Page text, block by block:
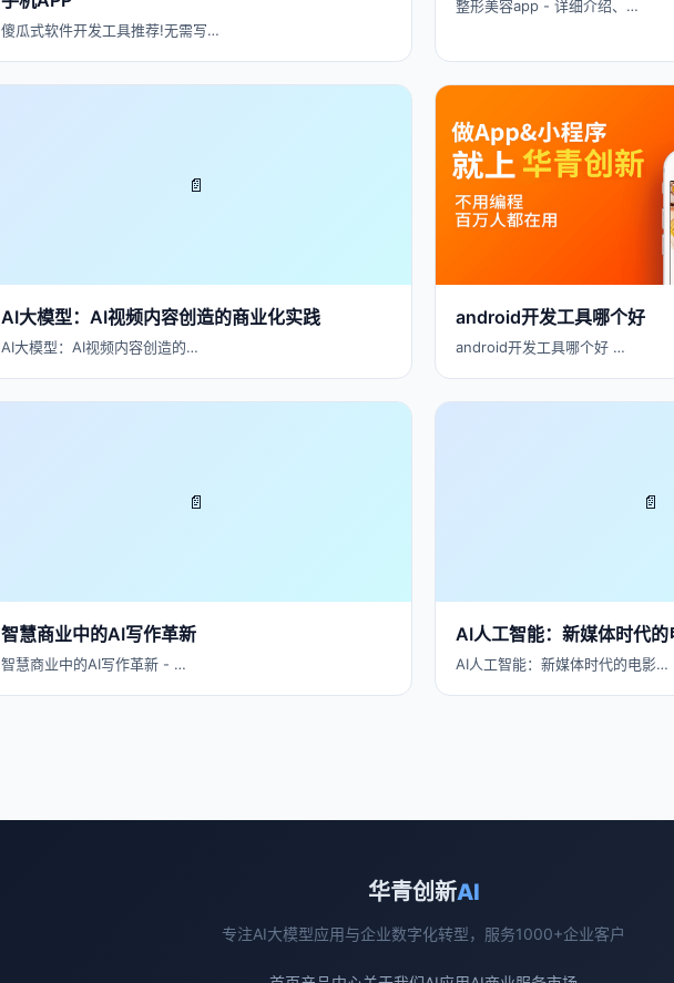
傻瓜式软件开发工具推荐!无需写…
整形美容app - 详细介绍、…
📄
AI大模型：AI视频内容创造的商业化实践
AI大模型：AI视频内容创造的…
android开发工具哪个好
android开发工具哪个好 …
📄
智慧商业中的AI写作革新
智慧商业中的AI写作革新 - …
📄
AI人工智能：新媒体时代
AI人工智能：新媒体时代的电影…
华青创新AI
专注AI大模型应用与企业数字化转型，服务1000+企业客户